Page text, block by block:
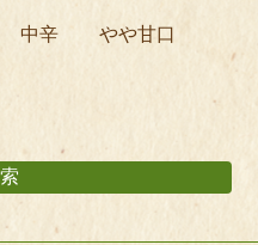
中辛 やや甘口